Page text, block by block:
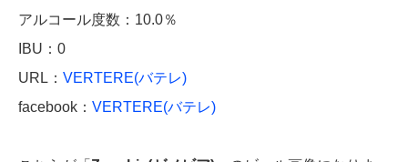
アルコール度数：10.0％
IBU：0
URL： VERTERE(バテレ)
facebook： VERTERE(バテレ)